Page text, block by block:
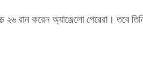
রান করেন অ্যাঞ্জেলো পেরেরা। তবে